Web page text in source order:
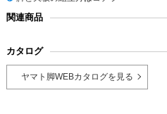
関連商品
カタログ
ヤマト脚WEBカタログを見る